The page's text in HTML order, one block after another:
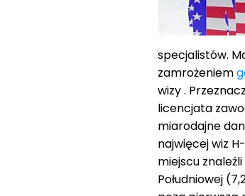
specjalistów.
zamrożeniem
wizy .
licencjata
miarodajne
najwięcej wiz
miejscu
Południowej